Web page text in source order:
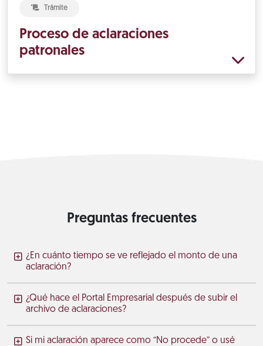
Trámite
Proceso de aclaraciones
patronales
Preguntas frecuentes
¿En cuánto tiempo se ve reflejado el monto de una
aclaración?
¿Qué hace el Portal Empresarial después de subir el
archivo de aclaraciones?
Si mi aclaración aparece como “No procede” o usé